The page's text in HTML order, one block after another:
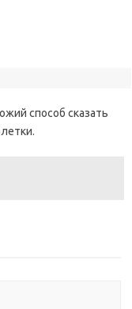
способ сказать